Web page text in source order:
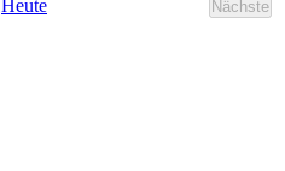
Heute
Nächste